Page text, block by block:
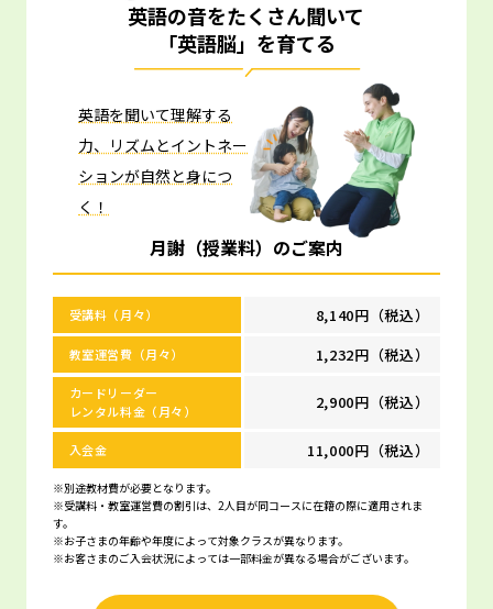
英語の音をたくさん聞いて
「英語脳」を育てる
英語を聞いて理解する
力、リズムとイントネー
ションが自然と身につ
く！
月謝（授業料）のご案内
受講料（月々） 8,140円（税込）
教室運営費（月々） 1,232円（税込）
カードリーダー
レンタル料金（月々）
2,900円（税込）
入会金 11,000円（税込）
※別途教材費が必要となります。
※受講料・教室運営費の割引は、2人目が同コースに在籍の際に適用されま
す。
※お子さまの年齢や年度によって対象クラスが異なります。
※お客さまのご入会状況によっては一部料金が異なる場合がございます。